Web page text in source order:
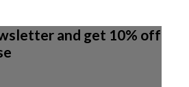
and get 10% off